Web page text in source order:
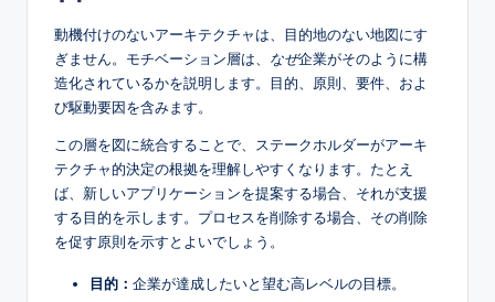
動機付けのないアーキテクチャは、目的地のない地図にす
ぎません。モチベーション層は、 なぜ企業がそのように構
造化されているかを説明します。目的、原則、要件、およ
び駆動要因を含みます。
この層を図に統合することで、ステークホルダーがアーキ
テクチャ的決定の根拠を理解しやすくなります。たとえ
ば、新しいアプリケーションを提案する場合、それが支援
する目的を示します。プロセスを削除する場合、その削除
を促す原則を示すとよいでしょう。
目的： 企業が達成したいと望む高レベルの目標。